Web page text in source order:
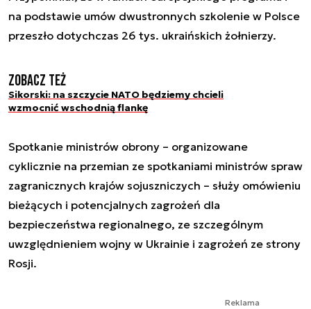
na podstawie umów dwustronnych szkolenie w Polsce
przeszło dotychczas 26 tys. ukraińskich żołnierzy.
Zobacz też
Sikorski: na szczycie NATO będziemy chcieli
wzmocnić wschodnią flankę
Spotkanie ministrów obrony – organizowane
cyklicznie na przemian ze spotkaniami ministrów spraw
zagranicznych krajów sojuszniczych – służy omówieniu
bieżących i potencjalnych zagrożeń dla
bezpieczeństwa regionalnego, ze szczególnym
uwzględnieniem wojny w Ukrainie i zagrożeń ze strony
Rosji.
Reklama